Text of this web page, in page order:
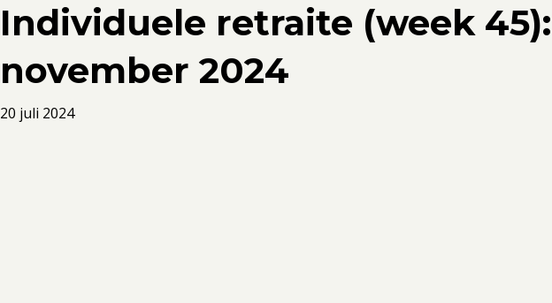
Individuele retraite (week
november 2024
20 juli 2024